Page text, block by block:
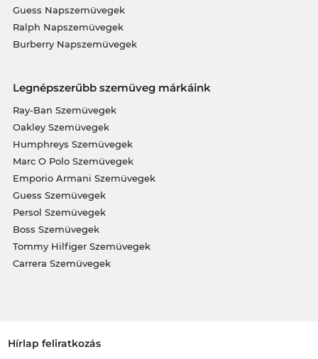
Guess Napszemüvegek
Ralph Napszemüvegek
Burberry Napszemüvegek
Legnépszerűbb szemüveg márkáink
Ray-Ban Szemüvegek
Oakley Szemüvegek
Humphreys Szemüvegek
Marc O Polo Szemüvegek
Emporio Armani Szemüvegek
Guess Szemüvegek
Persol Szemüvegek
Boss Szemüvegek
Tommy Hilfiger Szemüvegek
Carrera Szemüvegek
Hírlap feliratkozás